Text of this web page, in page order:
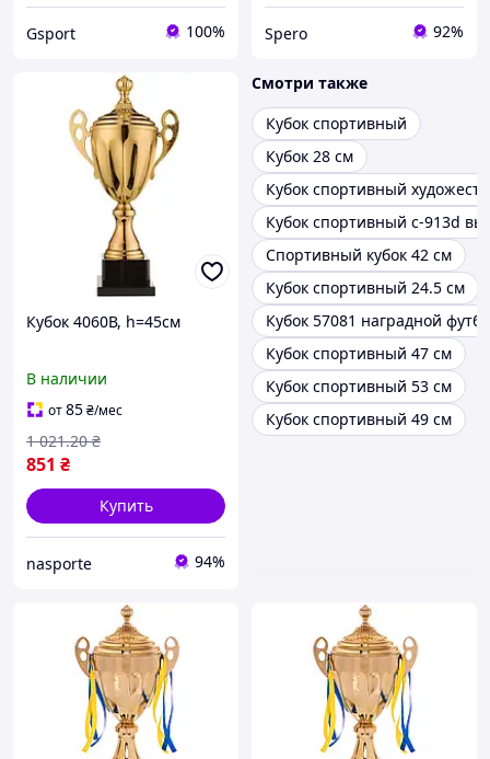
Gsport 100% Spero 92%
Кубок 4060В, h=45см
В наличии
от85₴/мес
851 ₴
1 021.20 ₴
Купить
nasporte 94%
Смотри также
Кубок спортивный
Кубок 28 см
Кубок спортивный
Кубок спортивный c-913d
Спортивный кубок 42 см
Кубок спортивный 24.5 см
Кубок 57081 наградной
Кубок спортивный 47 см
Кубок спортивный 53 см
Кубок спортивный 49 см